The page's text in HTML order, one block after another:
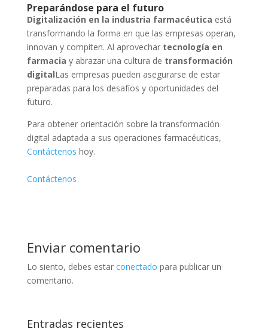
Preparándose para el futuro
Digitalización en la industria farmacéutica está
transformando la forma en que las empresas operan,
innovan y compiten. Al aprovechar tecnología en
farmacia y abrazar una cultura de transformación
digitalLas empresas pueden asegurarse de estar
preparadas para los desafíos y oportunidades del
futuro.
Para obtener orientación sobre la transformación
digital adaptada a sus operaciones farmacéuticas,
Contáctenos hoy.
Contáctenos
Enviar comentario
Lo siento, debes estar conectado para publicar un
comentario.
Entradas recientes